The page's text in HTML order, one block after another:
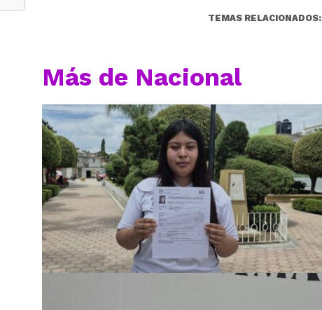
TEMAS RELACIONADOS:
Más de Nacional